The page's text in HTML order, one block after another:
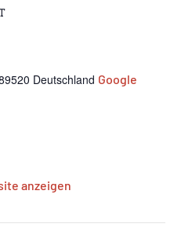
Deutschland Google
anzeigen